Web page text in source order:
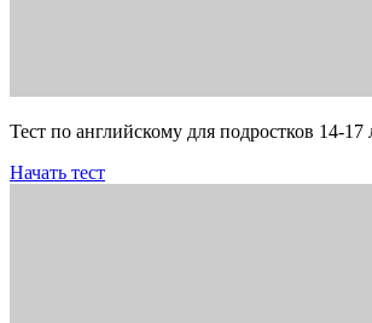
Тест по английскому для подростков 14-17
Начать тест